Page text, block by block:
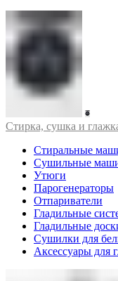
Стирка, сушка и
Стиральные
Сушильные
Утюги
Парогенераторы
Отпариватели
Гладильные
Гладильные
Сушилки для
Аксессуары для